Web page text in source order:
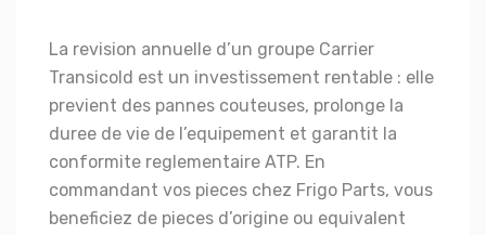
La revision annuelle d’un groupe Carrier
Transicold est un investissement rentable : elle
previent des pannes couteuses, prolonge la
duree de vie de l’equipement et garantit la
conformite reglementaire ATP. En
commandant vos pieces chez Frigo Parts, vous
beneficiez de pieces d’origine ou equivalent